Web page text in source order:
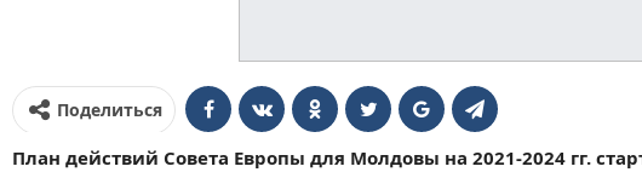
Поделиться
План действий Совета Европы для Молдовы на 2021-2024 гг.